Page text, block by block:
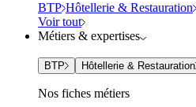
BTP Hôtellerie & Restauration
Voir tout
Métiers & expertises
BTP Hôtellerie & Restauration
Nos fiches métiers